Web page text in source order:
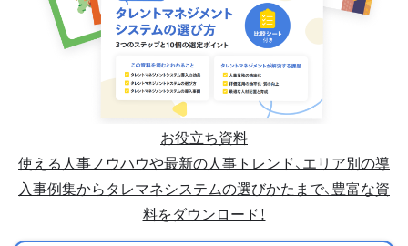
お役立ち資料
使える人事ノウハウや最新の人事トレンド、エリア別の導
入事例集からタレマネシステムの選びかたまで、豊富な資
料をダウンロード！